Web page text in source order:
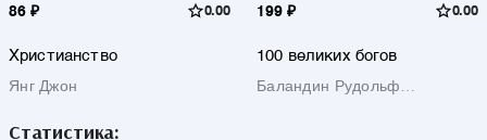
86 ₽ 0.00
Христианство
Янг Джон
199 ₽ 0.00
100 великих богов
Баландин Рудольф
Статистика: